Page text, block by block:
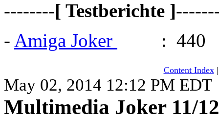
--------[ Testberichte
- Amiga Joker : 440
Content Index
May 02, 2014 12:12 PM EDT
Multimedia Joker 11/